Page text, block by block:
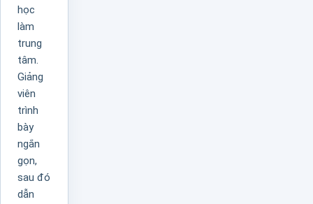
học
làm
trung
tâm.
Giảng
viên
trình
bày
ngắn
gọn,
sau đó
dẫn